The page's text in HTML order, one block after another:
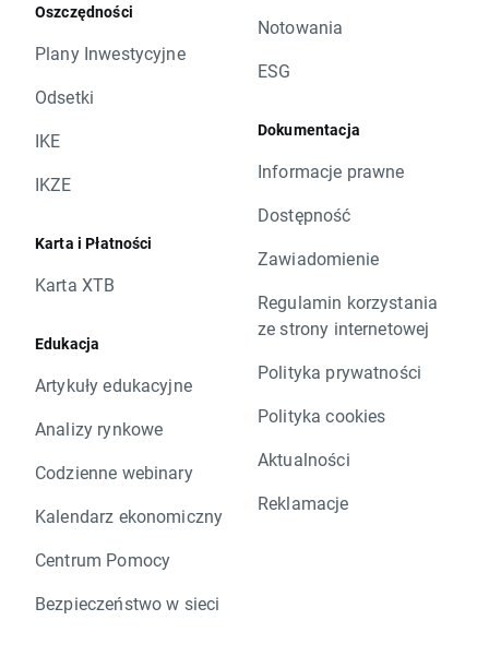
Oszczędności
Plany Inwestycyjne
Odsetki
IKE
IKZE
Karta i Płatności
Karta XTB
Edukacja
Artykuły edukacyjne
Analizy rynkowe
Codzienne webinary
Kalendarz ekonomiczny
Centrum Pomocy
Bezpieczeństwo w sieci
Notowania
ESG
Dokumentacja
Informacje prawne
Dostępność
Zawiadomienie
Regulamin korzystania
ze strony internetowej
Polityka prywatności
Polityka cookies
Aktualności
Reklamacje